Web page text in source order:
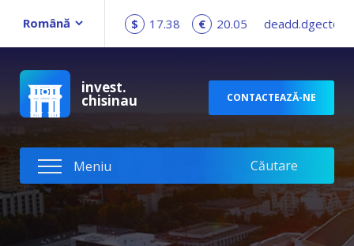
$ 17.38 € 20.05
invest.
chisinau CONTACTEAZĂ-NE